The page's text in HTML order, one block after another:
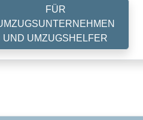
FÜR
UND UMZUGSHELFER